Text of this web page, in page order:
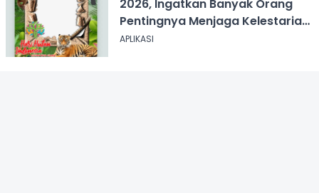
2026, Ingatkan Banyak Orang
Pentingnya Menjaga Kelestarian
Hutan
APLIKASI